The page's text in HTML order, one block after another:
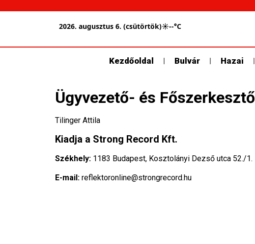
2026. augusztus 6. (csütörtök)☀--°C
Kezdőoldal Bulvár Hazai
Ügyvezető- és Főszerkesztő
Tilinger Attila
Kiadja a Strong Record Kft.
Székhely: 1183 Budapest, Kosztolányi Dezső utca 52./1.
E-mail: reflektoronline@strongrecord.hu